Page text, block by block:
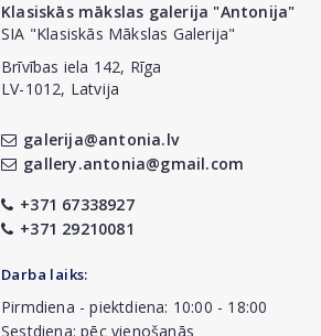
Klasiskās mākslas galerija "Antonija"
SIA "Klasiskās Mākslas Galerija"
Brīvības iela 142, Rīga
LV-1012, Latvija
galerija@antonia.lv
gallery.antonia@gmail.com
+371 67338927
+371 29210081
Darba laiks:
Pirmdiena - piektdiena: 10:00 - 18:00
Sestdiena: pēc vienošanās